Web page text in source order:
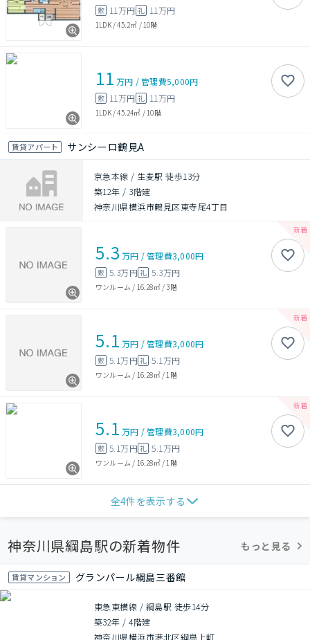
敷 11万円 礼 11万円
1LDK/45.2㎡ / 10階
11 万円 /管理費5,000円
敷 11万円 礼 11万円
1LDK/45.24㎡ / 10階
賃貸アパート サンシーロ鶴見A
京急本線 / 生麦駅 徒歩13分
築12年 / 3階建
神奈川県横浜市鶴見区東寺尾4丁目
5.3 万円 /管理費3,000円
敷 5.3万円礼 5.3万円
ワンルーム / 16.28㎡/3階
5.1 万円 /管理費3,000円
敷 5.1万円礼 5.1万円
ワンルーム / 16.28㎡/ 1階
5.1 万円 /管理費3,000円
敷 5.1万円礼 5.1万円
ワンルーム / 16.28㎡/ 1階
全4件を表示する
神奈川県綱島駅の新着物件 もっと見る
賃貸マンション グランパール綱島三番館
東急東横線 / 綱島駅 徒歩14分
築32年 /4階建
神奈川県横浜市港北区綱島上町